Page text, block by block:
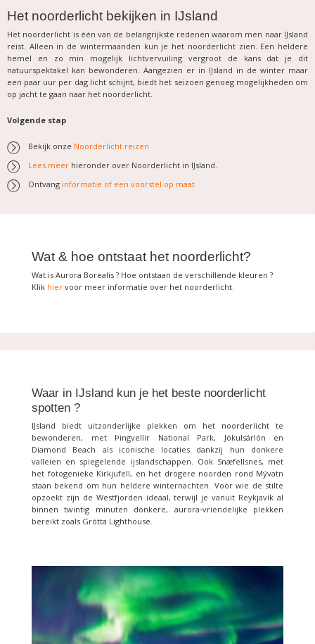
Het noorderlicht bekijken in IJsland
Het noorderlicht is één van de belangrijkste redenen waarom men naar IJsland
reist. Alleen in de wintermaanden kun je het noorderlicht zien. Een heldere
hemel en zo min mogelijk lichtvervuiling vergroot de kans dat je dit
natuurspektakel kan bewonderen. Aangezien er in IJsland in de winter maar
een paar uur per dag licht schijnt, biedt het seizoen genoeg mogelijkheden om
op jacht te gaan naar het noorderlicht.
Volgende stap
Bekijk onze Noorderlicht reizen
Lees meer hieronder over Noorderlicht in IJsland.
Ontvang informatie of een voorstel op maat
Wat & hoe ontstaat het noorderlicht?
Wat is Aurora Borealis ? Hoe ontstaan de verschillende kleuren ?
Klik hier voor meer informatie over het noorderlicht.
Waar in IJsland kun je het beste noorderlicht
spotten ?
IJsland biedt uitzonderlijke plekken om het noorderlicht te
bewonderen, met Þingvellir National Park, Jökulsárlón en
Diamond Beach als iconische locaties dankzij hun donkere
valleien en spiegelende ijslandschappen. Ook Snæfellsnes, met
het fotogenieke Kirkjufell, en het drogere noorden rond Mývatn
staan bekend om hun heldere winternachten. Voor wie de stilte
opzoekt zijn de Westfjorden ideaal, terwijl je vanuit Reykjavík al
binnen twintig minuten donkere, aurora‑vriendelijke plekken
bereikt zoals Grótta Lighthouse.